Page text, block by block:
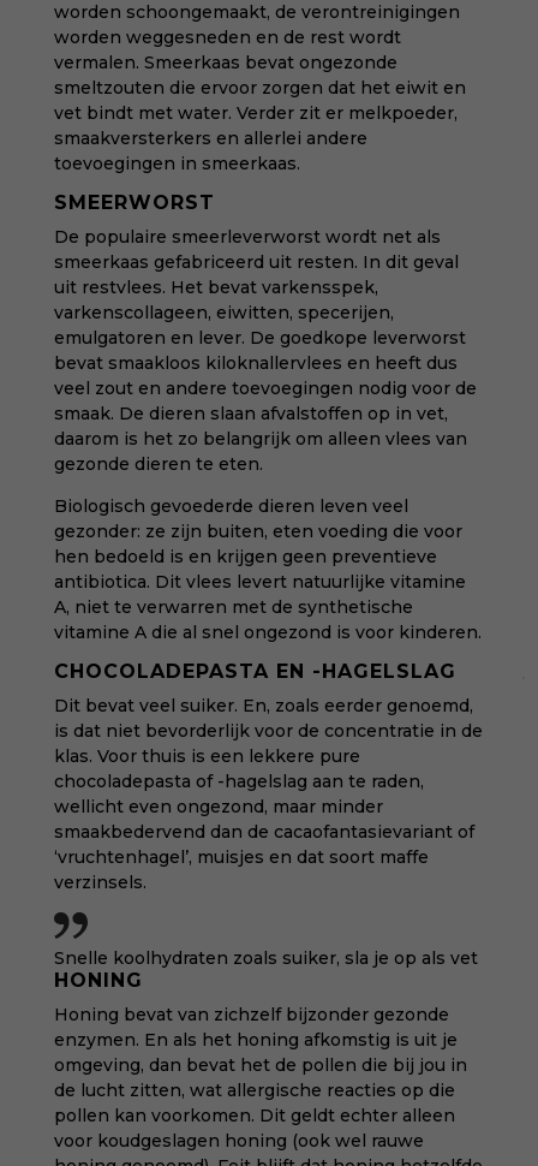
worden schoongemaakt, de verontreinigingen
worden weggesneden en de rest wordt
vermalen. Smeerkaas bevat ongezonde
smeltzouten die ervoor zorgen dat het eiwit en
vet bindt met water. Verder zit er melkpoeder,
smaakversterkers en allerlei andere
toevoegingen in smeerkaas.
SMEERWORST
De populaire smeerleverworst wordt net als
smeerkaas gefabriceerd uit resten. In dit geval
uit restvlees. Het bevat varkensspek,
varkenscollageen, eiwitten, specerijen,
emulgatoren en lever. De goedkope leverworst
bevat smaakloos kiloknallervlees en heeft dus
veel zout en andere toevoegingen nodig voor de
smaak. De dieren slaan afvalstoffen op in vet,
daarom is het zo belangrijk om alleen vlees van
gezonde dieren te eten.
Biologisch gevoederde dieren leven veel
gezonder: ze zijn buiten, eten voeding die voor
hen bedoeld is en krijgen geen preventieve
antibiotica. Dit vlees levert natuurlijke vitamine
A, niet te verwarren met de synthetische
vitamine A die al snel ongezond is voor kinderen.
CHOCOLADEPASTA EN -HAGELSLAG
Dit bevat veel suiker. En, zoals eerder genoemd,
is dat niet bevorderlijk voor de concentratie in de
klas. Voor thuis is een lekkere pure
chocoladepasta of -hagelslag aan te raden,
wellicht even ongezond, maar minder
smaakbedervend dan de cacaofantasievariant of
‘vruchtenhagel’, muisjes en dat soort maffe
verzinsels.
Snelle koolhydraten zoals suiker, sla je op als vet
HONING
Honing bevat van zichzelf bijzonder gezonde
enzymen. En als het honing afkomstig is uit je
omgeving, dan bevat het de pollen die bij jou in
de lucht zitten, wat allergische reacties op die
pollen kan voorkomen. Dit geldt echter alleen
voor koudgeslagen honing (ook wel rauwe